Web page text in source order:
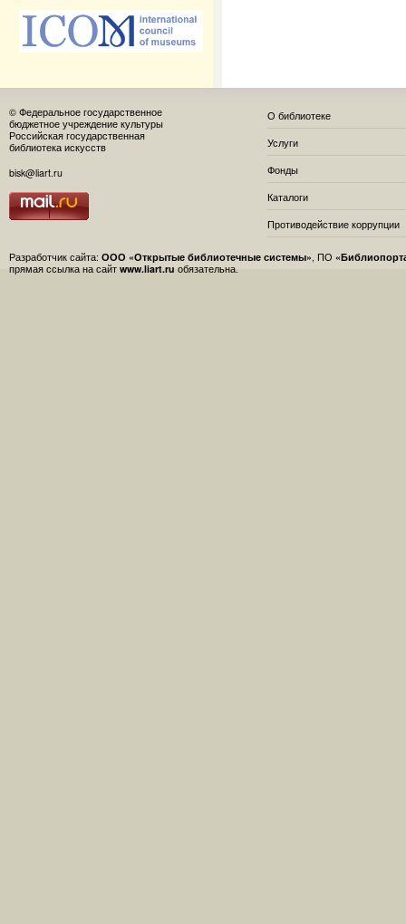
© Федеральное государственное
бюджетное учреждение культуры
Российская государственная
библиотека искусств
bisk@liart.ru
О библиотеке
Услуги
Фонды
Каталоги
Противодействие коррупции
Разработчик сайта: ООО «Открытые библиотечные системы» , ПО
прямая ссылка на сайт www.liart.ru обязательна.